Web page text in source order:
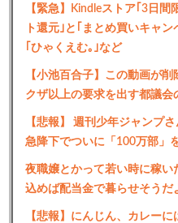
【緊急】Kindleストア｢3日
ト還元｣と｢まとめ買いキャ
｢ひゃくえむ｡｣など
【小池百合子】この動画が
クザ以上の要求を出す都議
【悲報】 週刊少年ジャンプ
急降下でついに「100万部」
夜職嬢とかって若い時に稼
込めば配当金で暮らせそうだ
【悲報】にんじん、カレーに